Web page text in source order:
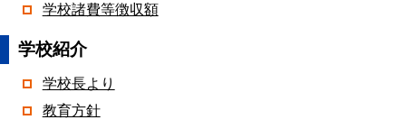
学校諸費等徴収額
学校紹介
学校長より
教育方針